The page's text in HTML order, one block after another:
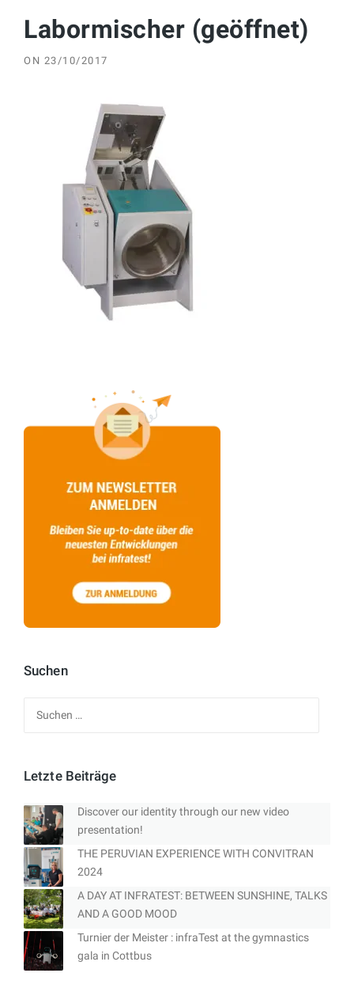
Labormischer (geöffnet)
ON 23/10/2017
Suchen
Letzte Beiträge
Discover our identity through our new video
presentation!
THE PERUVIAN EXPERIENCE WITH CONVITRAN
2024
A DAY AT INFRATEST: BETWEEN SUNSHINE, TALKS
AND A GOOD MOOD
Turnier der Meister : infraTest at the gymnastics
gala in Cottbus